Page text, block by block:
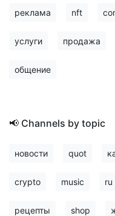
реклама nft
услуги продажа
общение
📢 Channels by topic
новости quot
crypto music ru
рецепты shop